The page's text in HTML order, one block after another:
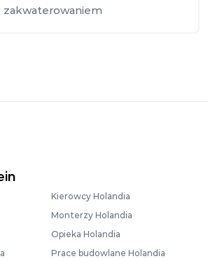
zakwaterowaniem
Kierowcy Holandia
Monterzy Holandia
Opieka Holandia
Prace budowlane Holandia